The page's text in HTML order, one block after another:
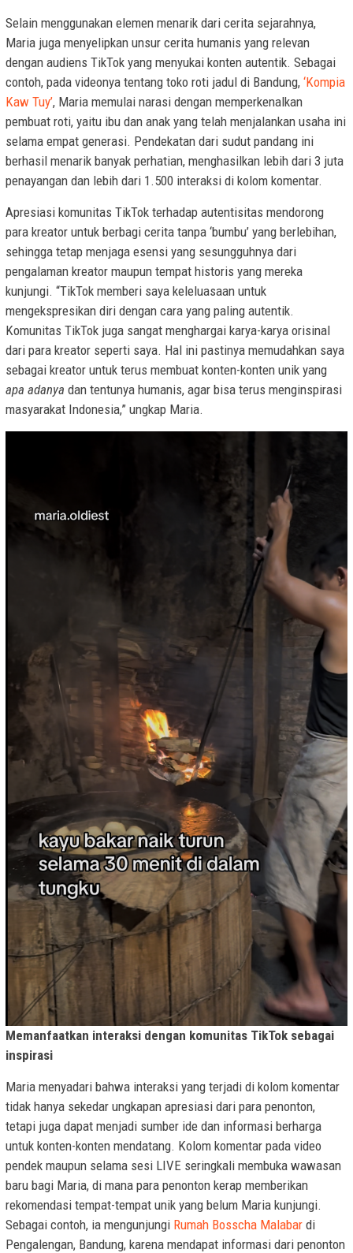
Selain menggunakan elemen menarik dari cerita sejarahnya,
Maria juga menyelipkan unsur cerita humanis yang relevan
dengan audiens TikTok yang menyukai konten autentik. Sebagai
contoh, pada videonya tentang toko roti jadul di Bandung, ‘Kompia
Kaw Tuy’, Maria memulai narasi dengan memperkenalkan
pembuat roti, yaitu ibu dan anak yang telah menjalankan usaha ini
selama empat generasi. Pendekatan dari sudut pandang ini
berhasil menarik banyak perhatian, menghasilkan lebih dari 3 juta
penayangan dan lebih dari 1.500 interaksi di kolom komentar.
Apresiasi komunitas TikTok terhadap autentisitas mendorong
para kreator untuk berbagi cerita tanpa ‘bumbu’ yang berlebihan,
sehingga tetap menjaga esensi yang sesungguhnya dari
pengalaman kreator maupun tempat historis yang mereka
kunjungi. “TikTok memberi saya keleluasaan untuk
mengekspresikan diri dengan cara yang paling autentik.
Komunitas TikTok juga sangat menghargai karya-karya orisinal
dari para kreator seperti saya. Hal ini pastinya memudahkan saya
sebagai kreator untuk terus membuat konten-konten unik yang
apa adanya dan tentunya humanis, agar bisa terus menginspirasi
masyarakat Indonesia,” ungkap Maria.
Memanfaatkan interaksi dengan komunitas TikTok sebagai
inspirasi
Maria menyadari bahwa interaksi yang terjadi di kolom komentar
tidak hanya sekedar ungkapan apresiasi dari para penonton,
tetapi juga dapat menjadi sumber ide dan informasi berharga
untuk konten-konten mendatang. Kolom komentar pada video
pendek maupun selama sesi LIVE seringkali membuka wawasan
baru bagi Maria, di mana para penonton kerap memberikan
rekomendasi tempat-tempat unik yang belum Maria kunjungi.
Sebagai contoh, ia mengunjungi Rumah Bosscha Malabar di
Pengalengan, Bandung, karena mendapat informasi dari penonton